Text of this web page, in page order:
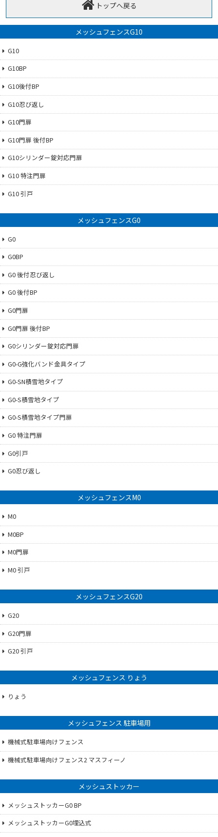
トップへ戻る
メッシュフェンスG10
G10
G10BP
G10後付BP
G10忍び返し
G10門扉
G10門扉 後付BP
G10シリンダー錠対応門扉
G10 特注門扉
G10 引戸
メッシュフェンスG0
G0
G0BP
G0 後付忍び返し
G0 後付BP
G0門扉
G0門扉 後付BP
G0シリンダー錠対応門扉
G0-G強化バンド金具タイプ
G0-SN積雪地タイプ
G0-S積雪地タイプ
G0-S積雪地タイプ門扉
G0 特注門扉
G0引戸
G0忍び返し
メッシュフェンスM0
M0
M0BP
M0門扉
M0 引戸
メッシュフェンスG20
G20
G20門扉
G20 引戸
メッシュフェンス りょう
りょう
メッシュフェンス 駐車場用
機械式駐車場向けフェンス
機械式駐車場向けフェンス2 マスフィーノ
メッシュストッカー
メッシュストッカーG0 BP
メッシュストッカーG0埋込式